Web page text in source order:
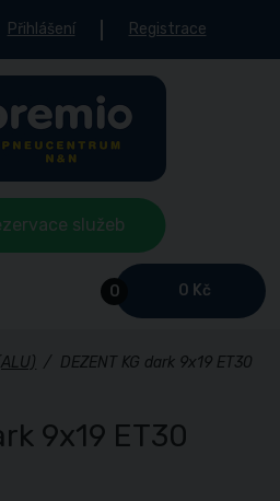
Přihlášení Registrace
0 0 Kč
služeb
/ DEZENT KG dark 9x19 ET30
9x19 ET30